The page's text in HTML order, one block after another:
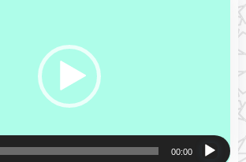
00:00